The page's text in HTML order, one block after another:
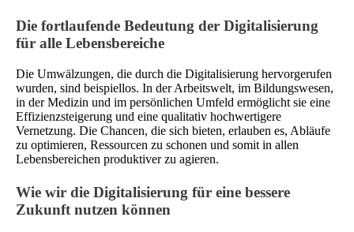
Die fortlaufende Bedeutung der Digitalisierung
für alle Lebensbereiche
Die Umwälzungen, die durch die Digitalisierung hervorgerufen
wurden, sind beispiellos. In der Arbeitswelt, im Bildungswesen,
in der Medizin und im persönlichen Umfeld ermöglicht sie eine
Effizienzsteigerung und eine qualitativ hochwertigere
Vernetzung. Die Chancen, die sich bieten, erlauben es, Abläufe
zu optimieren, Ressourcen zu schonen und somit in allen
Lebensbereichen produktiver zu agieren.
Wie wir die Digitalisierung für eine bessere
Zukunft nutzen können